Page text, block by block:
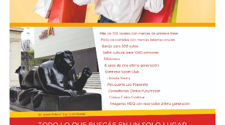
En tanto, el viernes 21 a las 17:30 se desarrollará “El
Cerebro Mágico: construyendo preguntas, respuestas y
circuitos”, a cargo de María Paula Algote. Se trata de un
taller práctico de arte, ciencia y tecnología en el que al
finalizar cada participante se lleva su propia creación
terminada. Es una actividad arancelada (incluye
materiales) destinada a niños a partir de los 6 años.
Los participantes menores de 8 años deberán asistir
acompañados por una persona adulta (menores